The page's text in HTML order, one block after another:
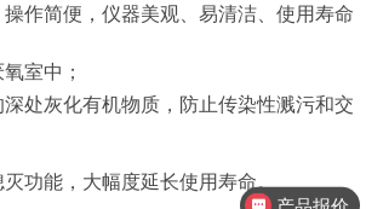
作简便，仪器美观、易清洁、使用寿命
室中；
处灰化有机物质，防止传染性溅污和交
功能，大幅度延长使用寿命。
产品报价